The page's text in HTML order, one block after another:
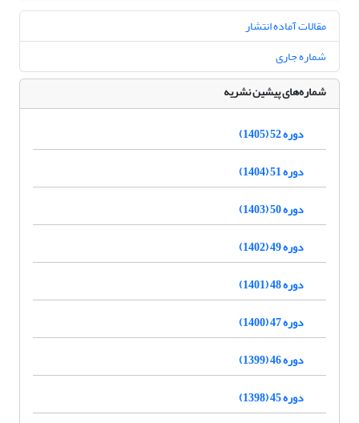
مقالات آماده انتشار
شماره جاری
شماره‌های پیشین نشریه
دوره 52 (1405)
دوره 51 (1404)
دوره 50 (1403)
دوره 49 (1402)
دوره 48 (1401)
دوره 47 (1400)
دوره 46 (1399)
دوره 45 (1398)